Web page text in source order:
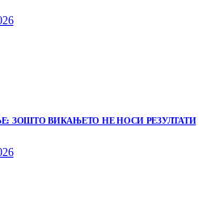
ЗОШТО ВИКАЊЕТО НЕ НОСИ РЕЗУЛТАТИ